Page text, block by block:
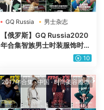
GQ Russia 男士杂志
【俄罗斯】GQ Russia2020
年合集智族男士时装服饰时尚
10
2017年合集·中国·时尚美容服饰